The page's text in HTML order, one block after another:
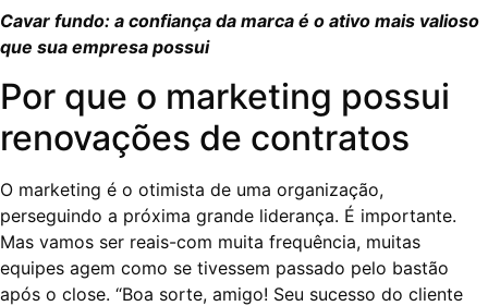
Cavar fundo: a confiança da marca é o ativo mais valioso
que sua empresa possui
Por que o marketing possui
renovações de contratos
O marketing é o otimista de uma organização,
perseguindo a próxima grande liderança. É importante.
Mas vamos ser reais-com muita frequência, muitas
equipes agem como se tivessem passado pelo bastão
após o close. “Boa sorte, amigo! Seu sucesso do cliente